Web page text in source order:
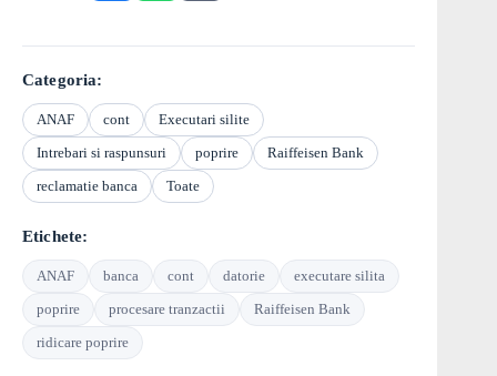
Categoria:
ANAF cont
Executari silite
Intrebari si raspunsuri
poprire
Raiffeisen Bank
reclamatie banca
Toate
Etichete:
ANAF banca cont datorie
executare silita
poprire
procesare tranzactii
Raiffeisen Bank
ridicare poprire